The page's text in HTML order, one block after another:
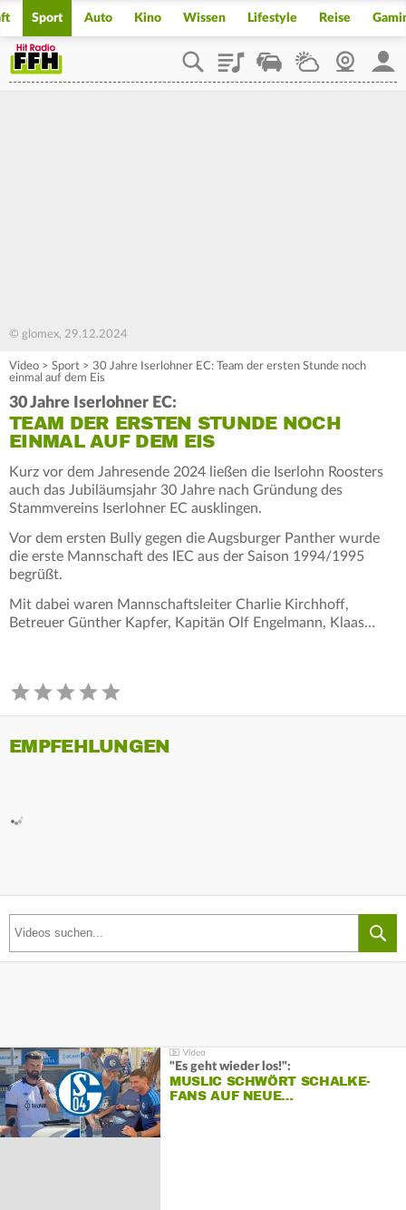
Sport Auto Kino Wissen Lifestyle Reise
PlaylistStaupilotWetterWebcam
© glomex, 29.12.2024
Video > Sport > 30 Jahre Iserlohner EC: Team der ersten Stunde noch
einmal auf dem Eis
30 Jahre Iserlohner EC:
TEAM DER ERSTEN STUNDE NOCH
EINMAL AUF DEM EIS
Kurz vor dem Jahresende 2024 ließen die Iserlohn Roosters
auch das Jubiläumsjahr 30 Jahre nach Gründung des
Stammvereins Iserlohner EC ausklingen.
Vor dem ersten Bully gegen die Augsburger Panther wurde
die erste Mannschaft des IEC aus der Saison 1994/1995
begrüßt.
Mit dabei waren Mannschaftsleiter Charlie Kirchhoff,
Betreuer Günther Kapfer, Kapitän Olf Engelmann, Klaas…
EMPFEHLUNGEN
"Es geht wieder los!":
MUSLIC SCHWÖRT SCHALKE-
FANS AUF NEUE…